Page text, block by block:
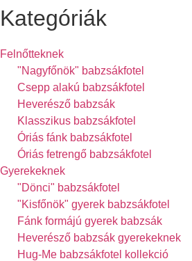
Kategóriák
Felnőtteknek
"Nagyfőnök" babzsákfotel
Csepp alakú babzsákfotel
Heverésző babzsák
Klasszikus babzsákfotel
Óriás fánk babzsákfotel
Óriás fetrengő babzsákfotel
Gyerekeknek
"Dönci" babzsákfotel
"Kisfőnök" gyerek babzsákfotel
Fánk formájú gyerek babzsák
Heverésző babzsák gyerekeknek
Hug-Me babzsákfotel kollekció